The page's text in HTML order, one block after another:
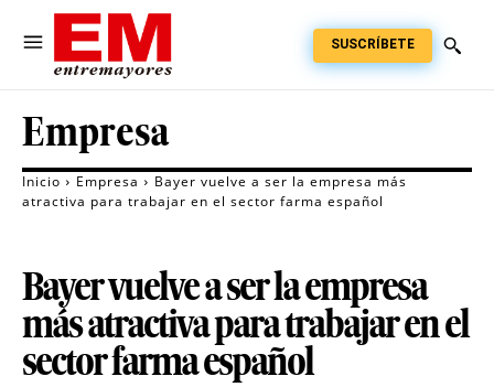
SUSCRÍBETE
Empresa
Inicio Empresa
Bayer vuelve a ser la empresa más
atractiva para trabajar en el sector farma español
Bayer vuelve a ser la empresa
más atractiva para trabajar en el
sector farma español